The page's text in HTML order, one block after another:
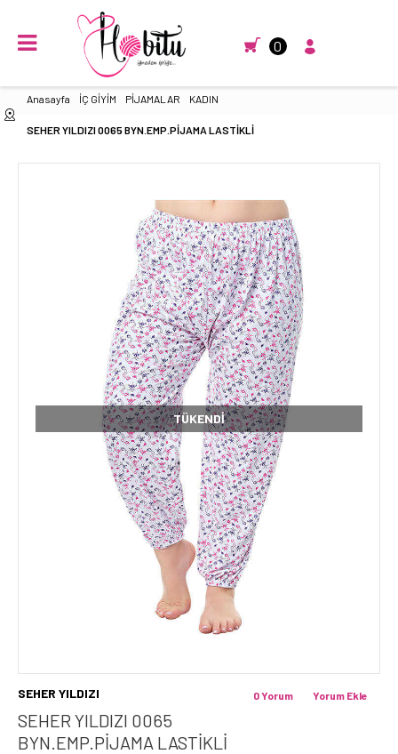
0
Anasayfa İÇ GİYİM PİJAMALAR KADIN
SEHER YILDIZI 0065 BYN.EMP.PİJAMA LASTİKLİ
TÜKENDI
SEHER YILDIZI
SEHER YILDIZI 0065
BYN.EMP.PİJAMA LASTİKLİ
Yorum Ekle
0 Yorum